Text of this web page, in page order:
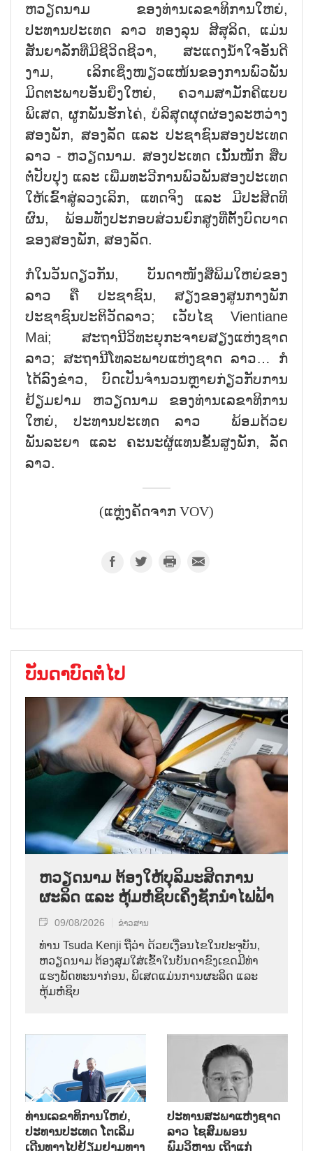
ຫວຽດນາມ ຂອງທ່ານເລຂາທິການໃຫຍ່,
ປະທານປະເທດ ລາວ ທອງລຸນ ສີສຸລິດ, ແມ່ນ
ສັນຍາລັກທີ່ມີຊີວິດຊີວາ, ສະແດງນ້ຳໃຈອັນດີ
ງາມ, ເລິກເຊິ່ງໜຽວແໜ້ນຂອງການພົວພັນ
ມິດຕະພາບອັນຍິ່ງໃຫຍ່, ຄວາມສາມັກຄີແບບ
ພິເສດ, ຜູກພັນຮັກໄຄ່, ບໍລິສຸດຜຸດຜ່ອງລະຫວ່າງ
ສອງພັກ, ສອງລັດ ແລະ ປະຊາຊົນສອງປະເທດ
ລາວ - ຫວຽດນາມ. ສອງປະເທດ ເນັ້ນໜັກ ສືບ
ຕໍ່ປັບປຸງ ແລະ ເພີ່ມທະວີການພົວພັນສອງປະເທດ
ໃຫ້ເຂົ້າສູ່ລວງເລິກ, ແທດຈິງ ແລະ ມີປະສິດທິ
ຜົນ, ພ້ອມທັງປະກອບສ່ວນຍົກສູງທີ່ຕັ້ງບົດບາດ
ຂອງສອງພັກ, ສອງລັດ.
ກໍໃນວັນດຽວກັນ, ບັນດາໜັງສືພິມໃຫຍ່ຂອງ
ລາວ ຄື ປະຊາຊົນ, ສຽງຂອງສູນກາງພັກ
ປະຊາຊົນປະຕິວັດລາວ; ເວັບໄຊ Vientiane
Mai; ສະຖານີວິທະຍຸກະຈາຍສຽງແຫ່ງຊາດ
ລາວ; ສະຖານີໂທລະພາບແຫ່ງຊາດ ລາວ… ກໍ
ໄດ້ລົງຂ່າວ, ບົດເປັນຈຳນວນຫຼາຍກ່ຽວກັບການ
ຢ້ຽມຢາມ ຫວຽດນາມ ຂອງທ່ານເລຂາທິການ
ໃຫຍ່, ປະທານປະເທດ ລາວ ພ້ອມດ້ວຍ
ພັນລະຍາ ແລະ ຄະນະຜູ້ແທນຂັ້ນສູງພັກ, ລັດ
ລາວ.
(ແຫຼ່ງຄັດຈາກ VOV)
ບັນດາບົດຕໍ່ໄປ
ຫວຽດນາມ ຕ້ອງໃຫ້ບຸລິມະສິດການ
ຜະລິດ ແລະ ຫຸ້ມຫໍ່ຊິບເຄິ່ງຊັກນຳໄຟຟ້າ
09/08/2026 ຂ່າວສານ
ທ່ານ Tsuda Kenji ຖືວ່າ ດ້ວຍເງື່ອນໄຂໃນປະຈຸບັນ,
ຫວຽດນາມ ຕ້ອງສຸມໃສ່ເຂົ້າໃນບັນດາຂົງເຂດມີທ່າ
ແຮງພັດທະນາກ່ອນ, ພິເສດແມ່ນການຜະລິດ ແລະ
ຫຸ້ມຫໍ່ຊິບ
ທ່ານເລຂາທິການໃຫຍ່,
ປະທານປະເທດ ໂຕເລິມ
ເດີນທາງໄປຢ້ຽມຢາມທາງ
ປະທານສະພາແຫ່ງຊາດ
ລາວ ໄຊສົມພອນ
ພົມວິຫານ ເຖິງແກ່